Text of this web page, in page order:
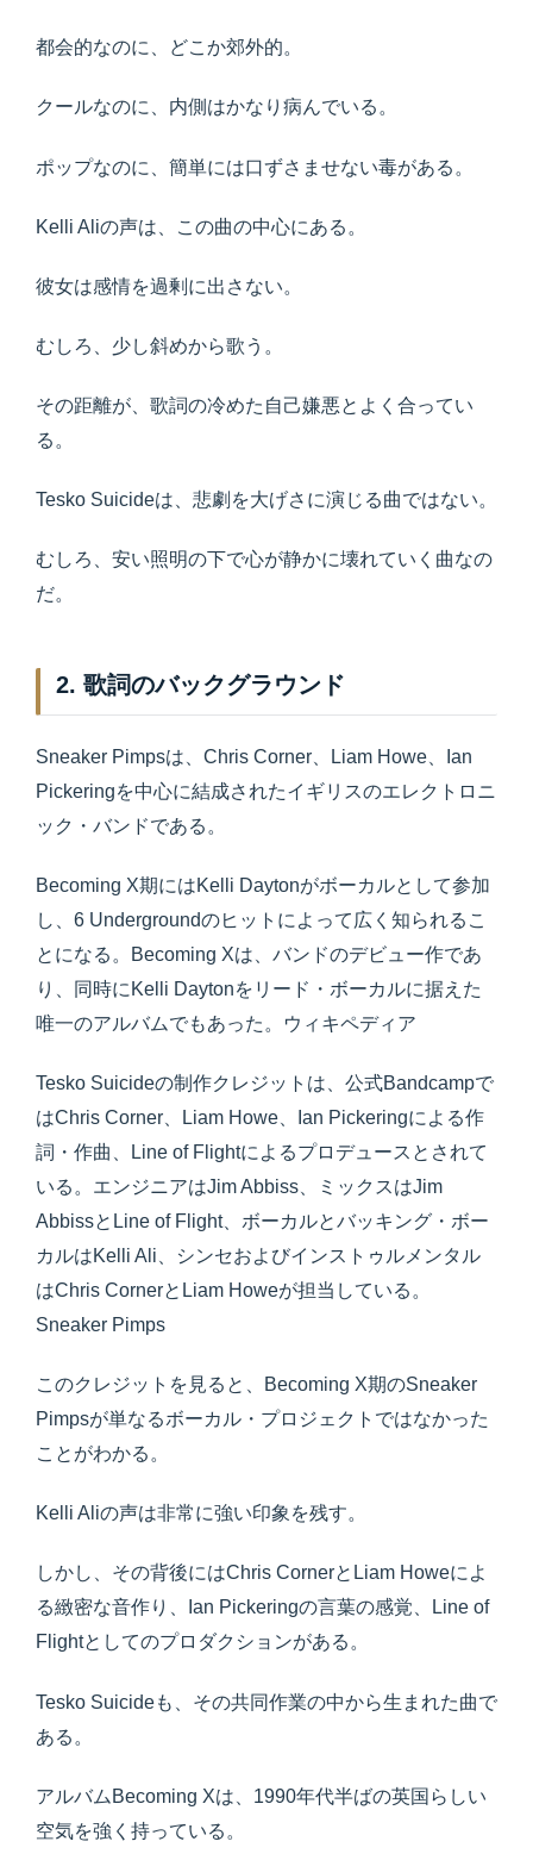
都会的なのに、どこか郊外的。
クールなのに、内側はかなり病んでいる。
ポップなのに、簡単には口ずさませない毒がある。
Kelli Aliの声は、この曲の中心にある。
彼女は感情を過剰に出さない。
むしろ、少し斜めから歌う。
その距離が、歌詞の冷めた自己嫌悪とよく合ってい
る。
Tesko Suicideは、悲劇を大げさに演じる曲ではない。
むしろ、安い照明の下で心が静かに壊れていく曲なの
だ。
2. 歌詞のバックグラウンド
Sneaker Pimpsは、Chris Corner、Liam Howe、Ian
Pickeringを中心に結成されたイギリスのエレクトロニ
ック・バンドである。
Becoming X期にはKelli Daytonがボーカルとして参加
し、6 Undergroundのヒットによって広く知られるこ
とになる。Becoming Xは、バンドのデビュー作であ
り、同時にKelli Daytonをリード・ボーカルに据えた
唯一のアルバムでもあった。ウィキペディア
Tesko Suicideの制作クレジットは、公式Bandcampで
はChris Corner、Liam Howe、Ian Pickeringによる作
詞・作曲、Line of Flightによるプロデュースとされて
いる。エンジニアはJim Abbiss、ミックスはJim
AbbissとLine of Flight、ボーカルとバッキング・ボー
カルはKelli Ali、シンセおよびインストゥルメンタル
はChris CornerとLiam Howeが担当している。
Sneaker Pimps
このクレジットを見ると、Becoming X期のSneaker
Pimpsが単なるボーカル・プロジェクトではなかった
ことがわかる。
Kelli Aliの声は非常に強い印象を残す。
しかし、その背後にはChris CornerとLiam Howeによ
る緻密な音作り、Ian Pickeringの言葉の感覚、Line of
Flightとしてのプロダクションがある。
Tesko Suicideも、その共同作業の中から生まれた曲で
ある。
アルバムBecoming Xは、1990年代半ばの英国らしい
空気を強く持っている。